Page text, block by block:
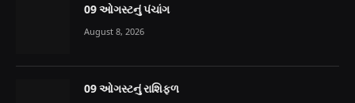
09 ઓગસ્ટનું પંચાંગ
August 8, 2026
09 ઓગસ્ટનું રાશિફળ